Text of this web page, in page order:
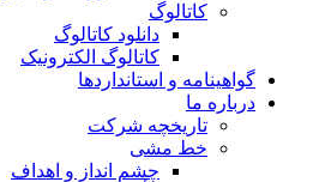
کاتالوگ
دانلود کاتالوگ
کاتالوگ الکترونیک
گواهینامه و استانداردها
درباره ما
تاریخچه شرکت
خط مشی
چشم انداز و اهداف